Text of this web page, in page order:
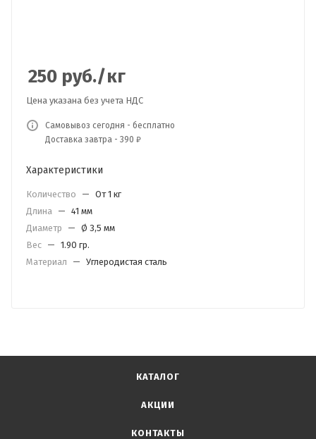
250 руб./кг
Цена указана без учета НДС
Самовывоз сегодня - бесплатно
Доставка завтра - 390 ₽
Характеристики
Количество — От 1 кг
Длина — 41 мм
Диаметр
— Ø 3,5 мм
Вес — 1.90 гр.
Материал
— Углеродистая сталь
КАТАЛОГ
АКЦИИ
КОНТАКТЫ